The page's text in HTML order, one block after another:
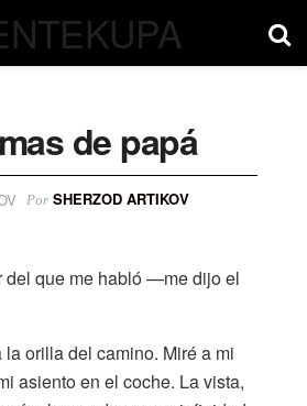
de papá
Por SHERZOD ARTIKOV
que me habló —me dijo el
orilla del camino. Miré a mi
asiento en el coche. La vista,